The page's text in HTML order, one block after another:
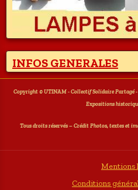
INFOS GENERALES
Copyright © UTINAM - Collectif Solidaire Partagé -
Expositions
Tous droits réservés – Crédit Photos, textes et
Mentions
Conditions